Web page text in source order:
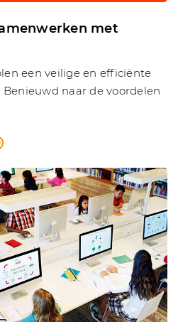
met
een veilige en efficiënte
naar de voordelen